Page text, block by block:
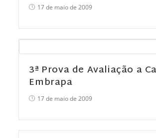
17 de maio de 2009
3ª Prova de Avaliação a
Embrapa
17 de maio de 2009